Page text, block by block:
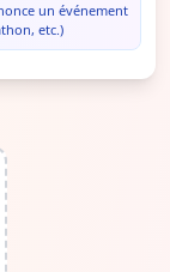
un événement
etc.)